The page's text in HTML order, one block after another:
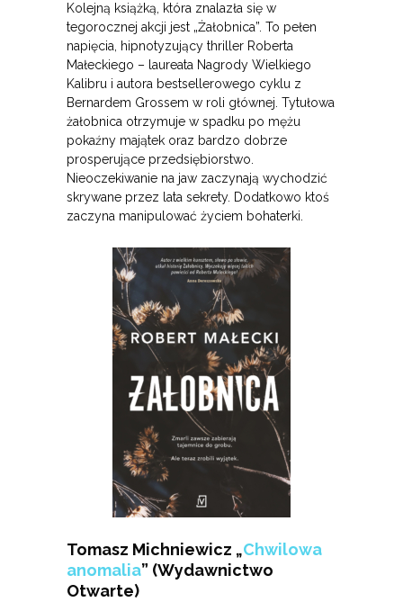
Kolejną książką, która znalazła się w
tegorocznej akcji jest „Żałobnica”. To pełen
napięcia, hipnotyzujący thriller Roberta
Małeckiego – laureata Nagrody Wielkiego
Kalibru i autora bestsellerowego cyklu z
Bernardem Grossem w roli głównej. Tytułowa
żałobnica otrzymuje w spadku po mężu
pokaźny majątek oraz bardzo dobrze
prosperujące przedsiębiorstwo.
Nieoczekiwanie na jaw zaczynają wychodzić
skrywane przez lata sekrety. Dodatkowo ktoś
zaczyna manipulować życiem bohaterki.
Tomasz Michniewicz „Chwilowa
anomalia” (Wydawnictwo
Otwarte)